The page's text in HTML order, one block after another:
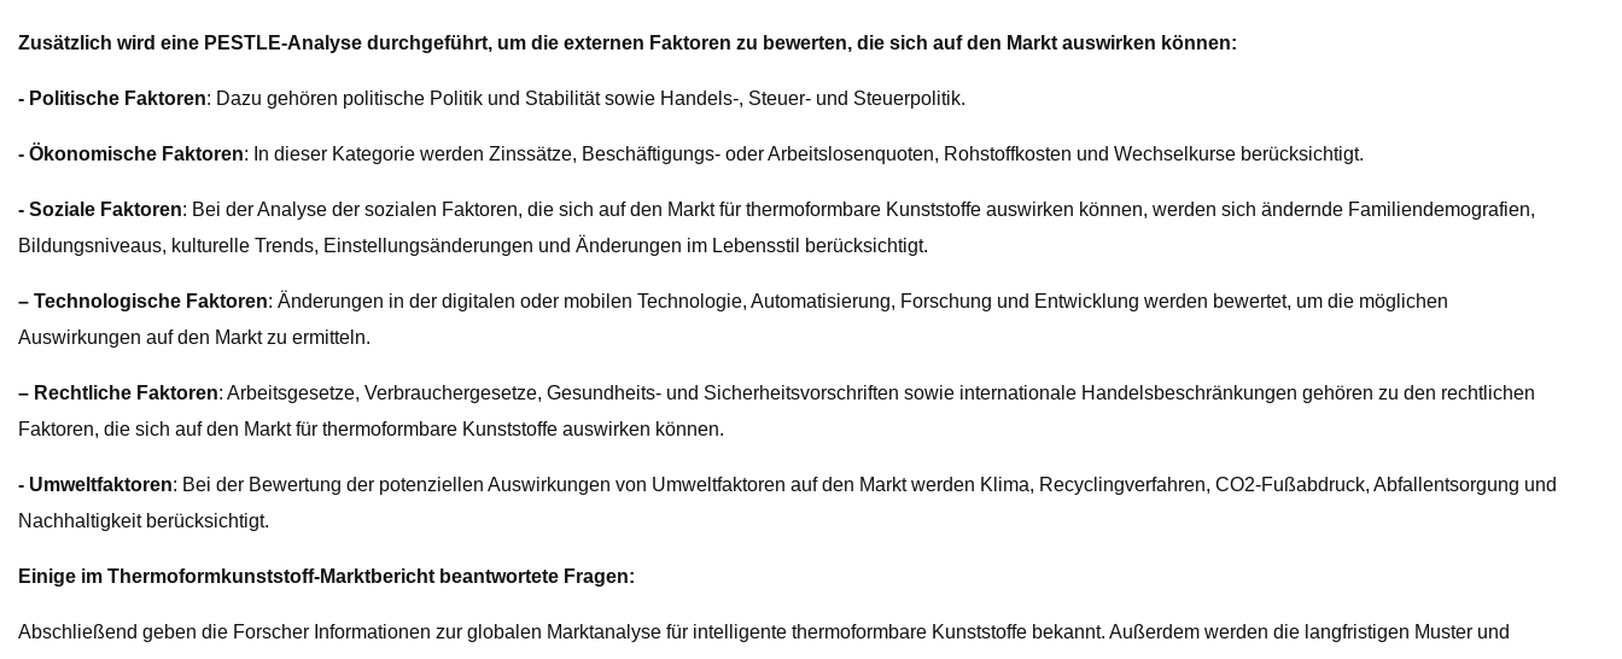
Zusätzlich wird eine PESTLE-Analyse durchgeführt, um die externen Faktoren zu bewerten, die sich auf den Markt auswirken können:
- Politische Faktoren: Dazu gehören politische Politik und Stabilität sowie Handels-, Steuer- und Steuerpolitik.
- Ökonomische Faktoren: In dieser Kategorie werden Zinssätze, Beschäftigungs- oder Arbeitslosenquoten, Rohstoffkosten und Wechselkurse berücksichtigt.
- Soziale Faktoren: Bei der Analyse der sozialen Faktoren, die sich auf den Markt für thermoformbare Kunststoffe auswirken können, werden sich ändernde Familiendemografien,
Bildungsniveaus, kulturelle Trends, Einstellungsänderungen und Änderungen im Lebensstil berücksichtigt.
– Technologische Faktoren: Änderungen in der digitalen oder mobilen Technologie, Automatisierung, Forschung und Entwicklung werden bewertet, um die möglichen
Auswirkungen auf den Markt zu ermitteln.
– Rechtliche Faktoren: Arbeitsgesetze, Verbrauchergesetze, Gesundheits- und Sicherheitsvorschriften sowie internationale Handelsbeschränkungen gehören zu den rechtlichen
Faktoren, die sich auf den Markt für thermoformbare Kunststoffe auswirken können.
- Umweltfaktoren: Bei der Bewertung der potenziellen Auswirkungen von Umweltfaktoren auf den Markt werden Klima, Recyclingverfahren, CO2-Fußabdruck, Abfallentsorgung und
Nachhaltigkeit berücksichtigt.
Einige im Thermoformkunststoff-Marktbericht beantwortete Fragen:
Abschließend geben die Forscher Informationen zur globalen Marktanalyse für intelligente thermoformbare Kunststoffe bekannt. Außerdem werden die langfristigen Muster und